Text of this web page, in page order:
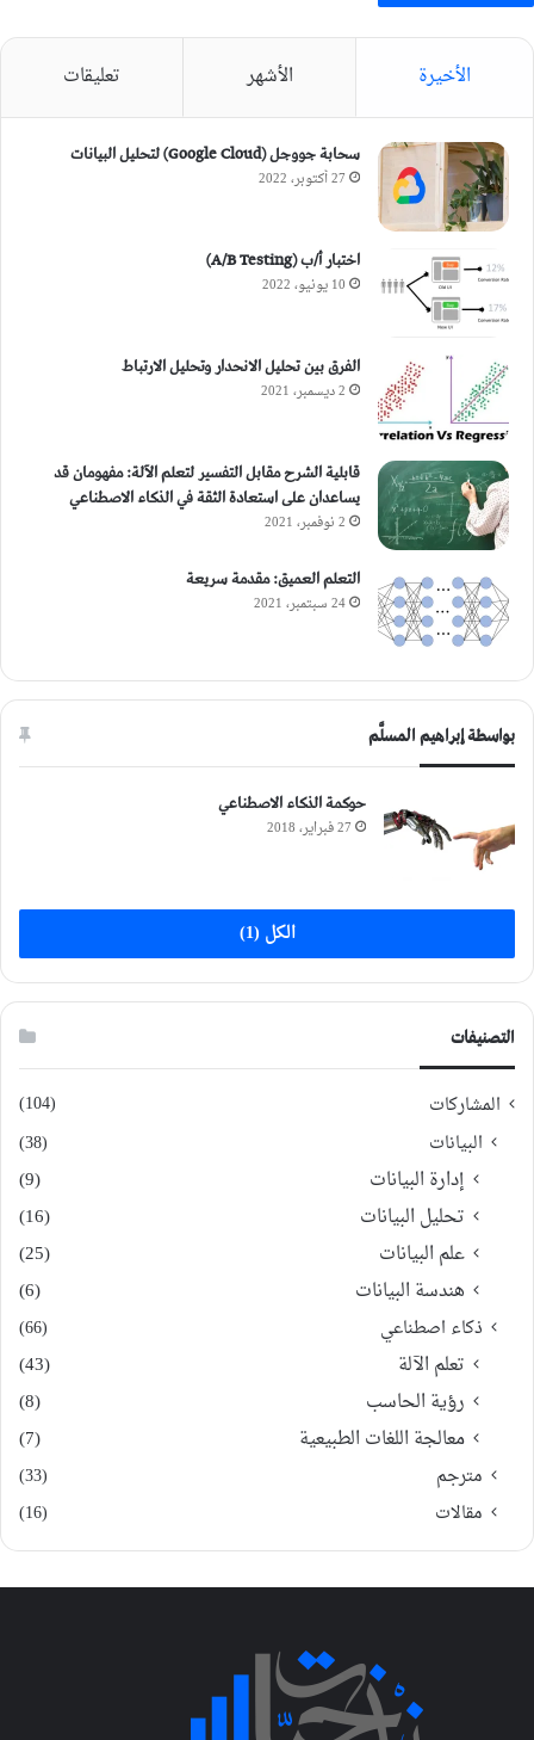
الأخيرة الأشهر تعليقات
سحابة جووجل (Google Cloud) لتحليل البيانات
27 أكتوبر، 2022
اختبار أ/ب (A/B Testing)
10 يونيو، 2022
الفرق بين تحليل الانحدار وتحليل الارتباط
2 ديسمبر، 2021
قابلية الشرح مقابل التفسير لتعلم الآلة: مفهومان قد
يساعدان على استعادة الثقة في الذكاء الاصطناعي
2 نوفمبر، 2021
التعلم العميق: مقدمة سريعة
24 سبتمبر، 2021
بواسطة إبراهيم المسلَّم
حوكمة الذكاء الاصطناعي
27 فبراير، 2018
الكل (1)
التصنيفات
المشاركات (104)
البيانات (38)
إدارة البيانات
(9)
تحليل البيانات
(16)
علم البيانات
(25)
هندسة البيانات
(6)
ذكاء اصطناعي (66)
تعلم الآلة
(43)
رؤية الحاسب
(8)
معالجة اللغات الطبيعية
(7)
مترجم
(33)
مقالات
(16)